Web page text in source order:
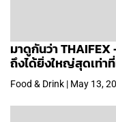
มาดูกันว่า
ถึงได้ยิ่งใหญ่สุดเท่า
Food & Drink | May 13,